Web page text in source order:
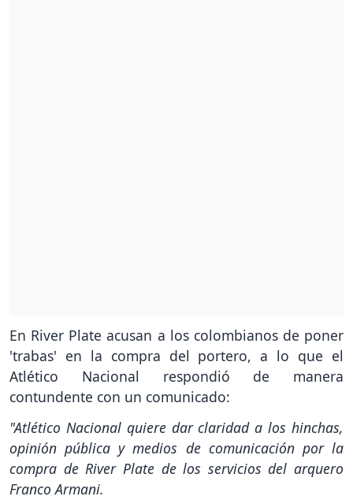
En River Plate acusan a los colombianos de poner
'trabas' en la compra del portero, a lo que el
Atlético Nacional respondió de manera
contundente con un comunicado:
"Atlético Nacional quiere dar claridad a los hinchas,
opinión pública y medios de comunicación por la
compra de River Plate de los servicios del arquero
Franco Armani.